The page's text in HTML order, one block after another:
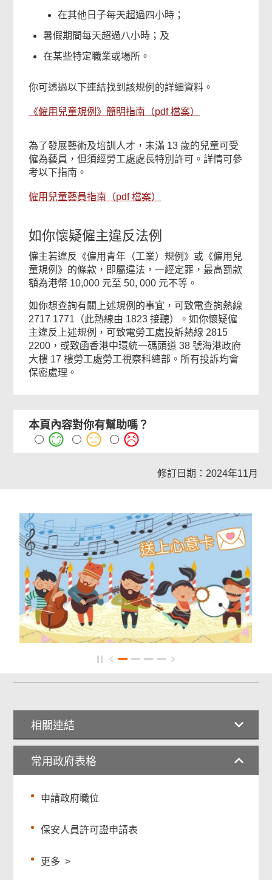
在其他日子每天超過四小時；
暑假期間每天超過八小時；及
在某些特定職業或場所。
你可透過以下連結找到該規例的詳細資料。
《僱用兒童規例》簡明指南（pdf 檔案）
為了發展藝術及培訓人才，未滿 13 歲的兒童可受
僱為藝員，但須經勞工處處長特別許可。詳情可參
考以下指南。
僱用兒童藝員指南（pdf 檔案）
如你懷疑僱主違反法例
僱主若違反《僱用青年（工業）規例》或《僱用兒
童規例》的條款，即屬違法，一經定罪，最高罰款
額為港幣 10,000 元至 50, 000 元不等。
如你想查詢有關上述規例的事宜，可致電查詢熱線
2717 1771（此熱線由 1823 接聽）。如你懷疑僱
主違反上述規例，可致電勞工處投訴熱線 2815
2200，或致函香港中環統一碼頭道 38 號海港政府
大樓 17 樓勞工處勞工視察科總部。所有投訴均會
保密處理。
本頁內容對你有幫助嗎？
修訂日期：2024年11月
相關連結
常用政府表格
申請政府職位
保安人員許可證申請表
更多 >